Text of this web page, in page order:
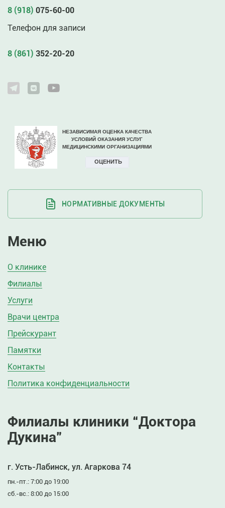
8 (918) 075-60-00
Телефон для записи
8 (861) 352-20-20
НОРМАТИВНЫЕ ДОКУМЕНТЫ
Меню
О клинике
Филиалы
Услуги
Врачи центра
Прейскурант
Памятки
Контакты
Политика конфиденциальности
Филиалы клиники “Доктора
Дукина”
г. Усть-Лабинск, ул. Агаркова 74
пн.-пт.: 7:00 до 19:00
сб.-вс.: 8:00 до 15:00